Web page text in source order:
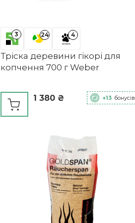
3 24 4
Тріска деревини гікорі для
копчення 700 г Weber
1 380 ₴ +13 бонусів